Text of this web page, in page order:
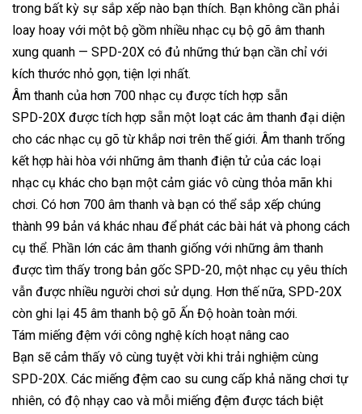
trong bất kỳ sự sắp xếp nào bạn thích. Bạn không cần phải
loay hoay với một bộ gồm nhiều nhạc cụ bộ gõ âm thanh
xung quanh — SPD-20X có đủ những thứ bạn cần chỉ với
kích thước nhỏ gọn, tiện lợi nhất.
Âm thanh của hơn 700 nhạc cụ được tích hợp sẵn
SPD-20X được tích hợp sẵn một loạt các âm thanh đại diện
cho các nhạc cụ gõ từ khắp nơi trên thế giới. Âm thanh trống
kết hợp hài hòa với những âm thanh điện tử của các loại
nhạc cụ khác cho bạn một cảm giác vô cùng thỏa mãn khi
chơi. Có hơn 700 âm thanh và bạn có thể sắp xếp chúng
thành 99 bản vá khác nhau để phát các bài hát và phong cách
cụ thể. Phần lớn các âm thanh giống với những âm thanh
được tìm thấy trong bản gốc SPD-20, một nhạc cụ yêu thích
vẫn được nhiều người chơi sử dụng. Hơn thế nữa, SPD-20X
còn ghi lại 45 âm thanh bộ gõ Ấn Độ hoàn toàn mới.
Tám miếng đệm với công nghệ kích hoạt nâng cao
Bạn sẽ cảm thấy vô cùng tuyệt vời khi trải nghiệm cùng
SPD-20X. Các miếng đệm cao su cung cấp khả năng chơi tự
nhiên, có độ nhạy cao và mỗi miếng đệm được tách biệt